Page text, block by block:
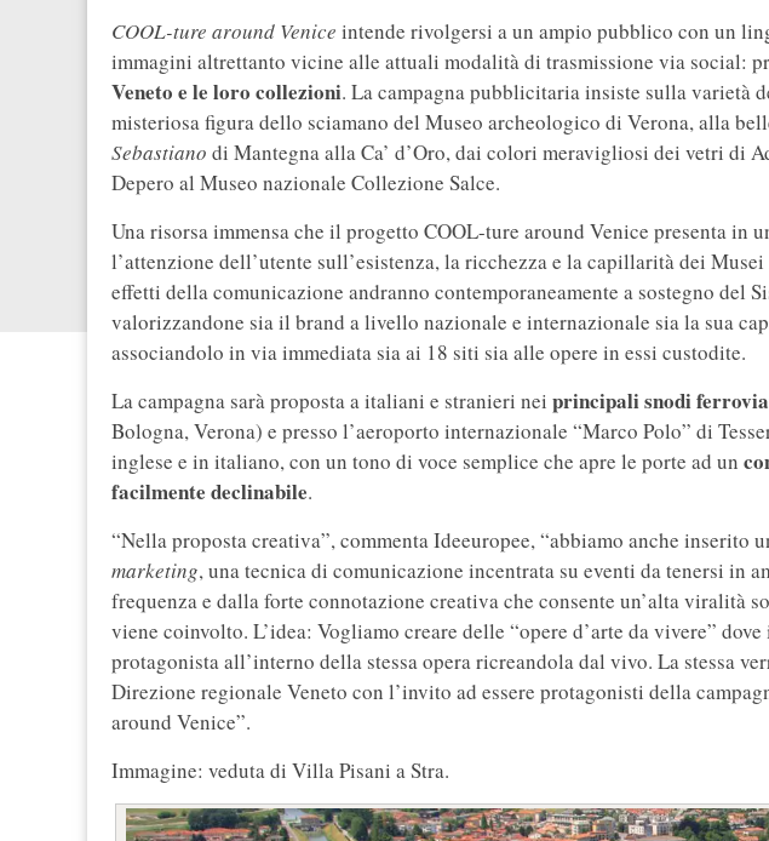
COOL-ture around Venice intende rivolgersi a un ampio pubblico con un
immagini altrettanto vicine alle attuali modalità di trasmissione via social:
Veneto e le loro collezioni. La campagna pubblicitaria insiste sulla varietà
misteriosa figura dello sciamano del Museo archeologico di Verona, alla
Sebastiano di Mantegna alla Ca’ d’Oro, dai colori meravigliosi dei vetri di
Depero al Museo nazionale Collezione Salce.
Una risorsa immensa che il progetto COOL-ture around Venice presenta in
l’attenzione dell’utente sull’esistenza, la ricchezza e la capillarità dei
effetti della comunicazione andranno contemporaneamente a sostegno del
valorizzandone sia il brand a livello nazionale e internazionale sia la sua
associandolo in via immediata sia ai 18 siti sia alle opere in essi custodite.
La campagna sarà proposta a italiani e stranieri nei principali snodi
Bologna, Verona) e presso l’aeroporto internazionale “Marco Polo” di
inglese e in italiano, con un tono di voce semplice che apre le porte ad un
facilmente declinabile.
“Nella proposta creativa”, commenta Ideeuropee, “abbiamo anche inserito
marketing, una tecnica di comunicazione incentrata su eventi da tenersi in
frequenza e dalla forte connotazione creativa che consente un’alta viralità
viene coinvolto. L’idea: Vogliamo creare delle “opere d’arte da vivere”
protagonista all’interno della stessa opera ricreandola dal vivo. La stessa
Direzione regionale Veneto con l’invito ad essere protagonisti della
around Venice”.
Immagine: veduta di Villa Pisani a Stra.